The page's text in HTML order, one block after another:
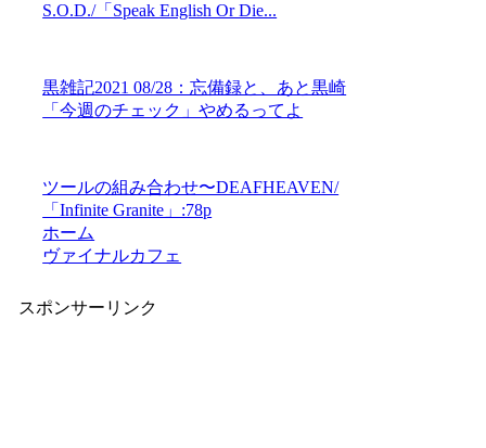
S.O.D./「Speak English Or Die...
黒雑記2021 08/28：忘備録と、あと黒崎
「今週のチェック」やめるってよ
ツールの組み合わせ〜DEAFHEAVEN/
「Infinite Granite」:78p
ホーム
ヴァイナルカフェ
スポンサーリンク